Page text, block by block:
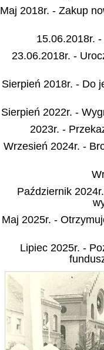
Maj 2018r. - Zakup
15.06.2018r.
23.06.2018r. -
Sierpień 2018r. - Do
Sierpień 2022r. -
2023r. -
Wrzesień 2024r. -
Październik
Maj 2025r. -
Lipiec 2025r. -